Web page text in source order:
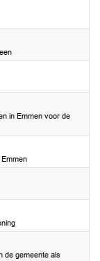
in Emmen voor de
de gemeente als